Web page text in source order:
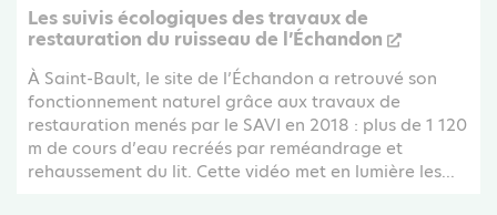
Les suivis écologiques des travaux de
restauration du ruisseau de l’Échandon
À Saint-Bault, le site de l’Échandon a retrouvé son
fonctionnement naturel grâce aux travaux de
restauration menés par le SAVI en 2018 : plus de 1 120
m de cours d’eau recréés par reméandrage et
rehaussement du lit. Cette vidéo met en lumière les...